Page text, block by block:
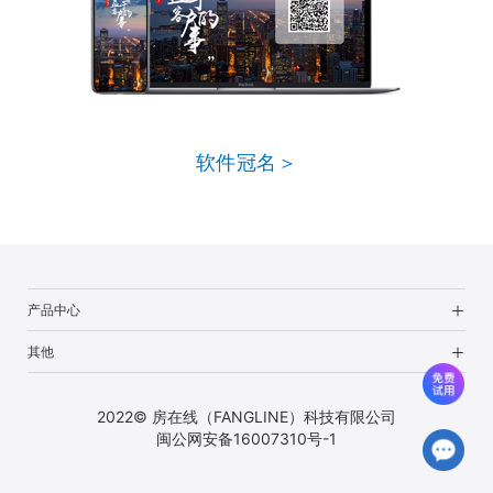
软件冠名＞
产品中心
其他
2022© 房在线（FANGLINE）科技有限公司
闽公网安备16007310号-1